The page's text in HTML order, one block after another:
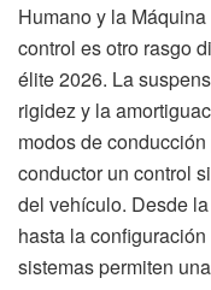
Humano y la
control es otro rasgo
élite 2026. La
rigidez y la
modos de
conductor un control
del vehículo. Desde
hasta la
sistemas permiten